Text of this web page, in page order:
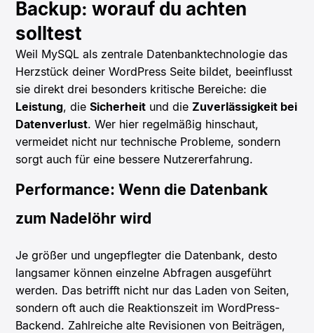
Backup: worauf du achten
solltest
Weil MySQL als zentrale Datenbanktechnologie das
Herzstück deiner WordPress Seite bildet, beeinflusst
sie direkt drei besonders kritische Bereiche: die
Leistung, dieSicherheit und dieZuverlässigkeit bei
Datenverlust. Wer hier regelmäßig hinschaut,
vermeidet nicht nur technische Probleme, sondern
sorgt auch für eine bessere Nutzererfahrung.
Performance: Wenn die Datenbank
zum Nadelöhr wird
Je größer und ungepflegter die Datenbank, desto
langsamer können einzelne Abfragen ausgeführt
werden. Das betrifft nicht nur das Laden von Seiten,
sondern oft auch die Reaktionszeit im WordPress-
Backend. Zahlreiche alte Revisionen von Beiträgen,